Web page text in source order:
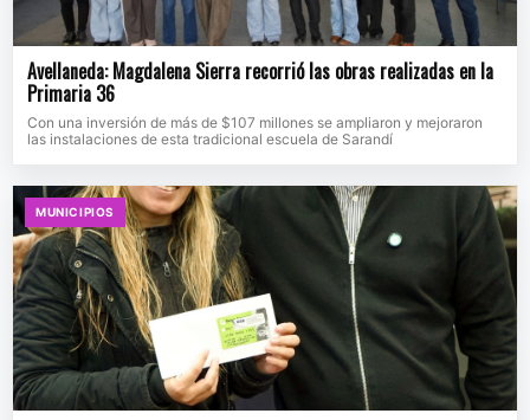
Avellaneda: Magdalena Sierra recorrió las obras realizadas en la
Primaria 36
Con una inversión de más de $107 millones se ampliaron y mejoraron
las instalaciones de esta tradicional escuela de Sarandí
MUNICIPIOS